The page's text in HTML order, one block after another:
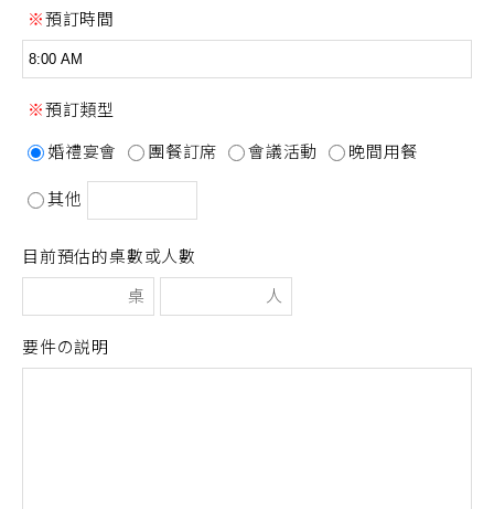
預訂時間
預訂類型
婚禮宴會 團餐訂席 會議活動 晚間用餐
其他
目前預估的桌數或人數
桌 人
要件の説明